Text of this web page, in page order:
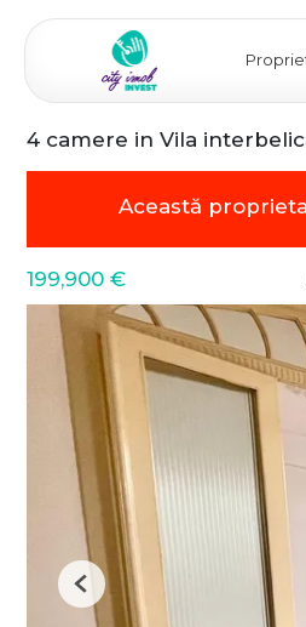
4 camere in Vila
Această
199,900 €
Previous